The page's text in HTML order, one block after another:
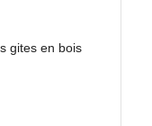
gites en bois